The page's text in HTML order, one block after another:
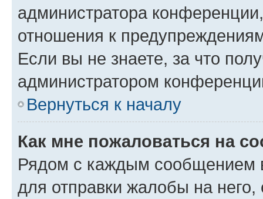
администратора
отношения к
Если вы не знаете, за что
администратором
Вернуться к началу
Как мне пожаловаться на
Рядом с каждым сообщением
для отправки жалобы на